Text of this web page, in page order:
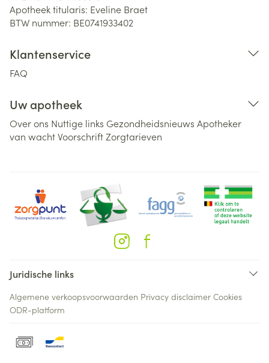
Apotheek titularis: Eveline Braet
BTW nummer: BE0741933402
Klantenservice
FAQ
Uw apotheek
Over ons Nuttige links Gezondheidsnieuws Apotheker
van wachtVoorschriftZorgtarieven
Juridische links
Algemene verkoopsvoorwaarden Privacy disclaimer Cookies
ODR-platform